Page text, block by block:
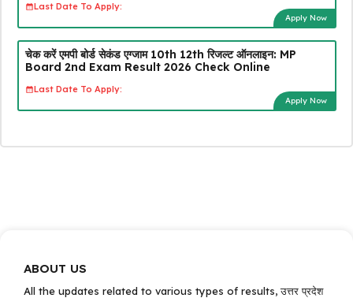
Last Date To Apply:
Apply Now
चेक करें एमपी बोर्ड सेकंड एग्जाम 10th 12th रिजल्ट ऑनलाइन: MP
Board 2nd Exam Result 2026 Check Online
Last Date To Apply:
Apply Now
ABOUT US
All the updates related to various types of results, उत्तर प्रदेश